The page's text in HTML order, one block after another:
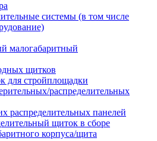
системы (в том числе
малогабаритный
щитков
для стройплощадки
распределительных
распределительных панелей
щиток в сборе
корпуса/щита